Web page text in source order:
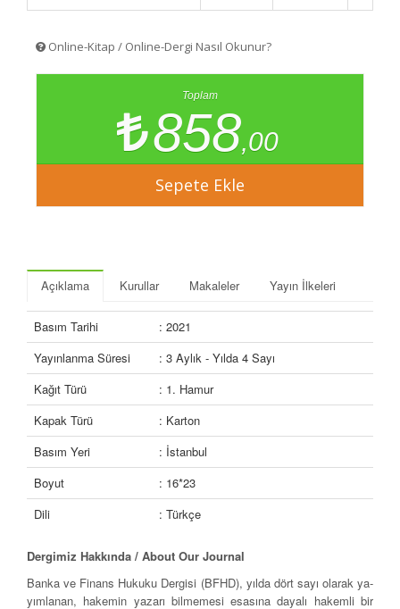
Online-Kitap / Online-Dergi Nasıl Okunur?
Toplam
858,00
Açıklama Kurullar Makaleler Yayın İlkeleri
Basım Tarihi
: 2021
Yayınlanma Süresi
: 3 Aylık - Yılda 4 Sayı
Kağıt Türü
: 1. Hamur
Kapak Türü
: Karton
Basım Yeri
: İstanbul
Boyut
: 16*23
Dili
: Türkçe
Dergimiz Hakkında / About Our Journal
Banka ve Finans Hukuku Dergisi (BFHD), yılda dört sayı olarak ya­
yımlanan, hakemin yazarı bilmemesi esasına dayalı hakemli bir